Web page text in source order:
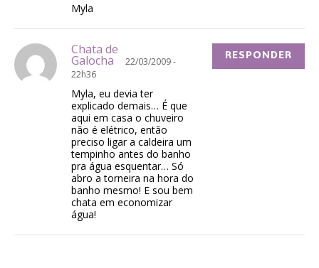
Myla
Chata de
Galocha
22/03/2009 -
22h36
Myla, eu devia ter
explicado demais… É que
aqui em casa o chuveiro
não é elétrico, então
preciso ligar a caldeira um
tempinho antes do banho
pra água esquentar… Só
abro a torneira na hora do
banho mesmo! E sou bem
chata em economizar
água!
RESPONDER